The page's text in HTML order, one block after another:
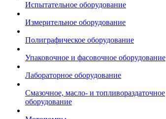
Испытательное оборудование
Измерительное оборудование
Полиграфическое оборудование
Упаковочное и фасовочное оборудование
Лабораторное оборудование
Смазочное, масло- и топливораздаточное
оборудование